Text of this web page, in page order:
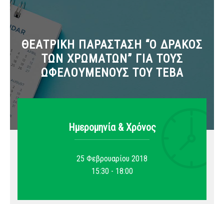
ΘΕΑΤΡΙΚΗ ΠΑΡΑΣΤΑΣΗ “Ο ΔΡΑΚΟΣ
ΤΩΝ ΧΡΩΜΑΤΩΝ” ΓΙΑ ΤΟΥΣ
ΩΦΕΛΟYΜΕΝΟΥΣ ΤΟΥ ΤΕΒΑ
Ημερομηνία & Xρόνος
25 Φεβρουαρίου 2018
15:30 - 18:00